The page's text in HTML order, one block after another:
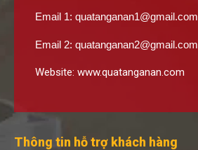
Email 1: quatanganan1@gmail.com
Email 2: quatanganan2@gmail.com
Website: www.quatanganan.com
Thông tin hỗ trợ khách hàng